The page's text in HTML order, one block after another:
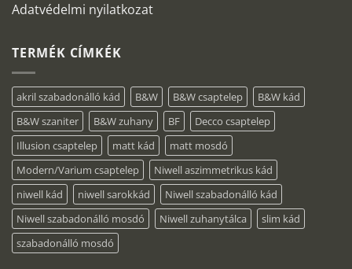
Adatvédelmi nyilatkozat
TERMÉK CÍMKÉK
akril szabadonálló kád B&W B&W csaptelep
B&W kád
B&W szaniter
B&W zuhany BF
Decco csaptelep
Illusion csaptelep
matt kád
matt mosdó
Modern/Varium csaptelep
Niwell aszimmetrikus kád
niwell kád
niwell sarokkád
Niwell szabadonálló kád
Niwell szabadonálló mosdó
Niwell zuhanytálca
slim kád
szabadonálló mosdó